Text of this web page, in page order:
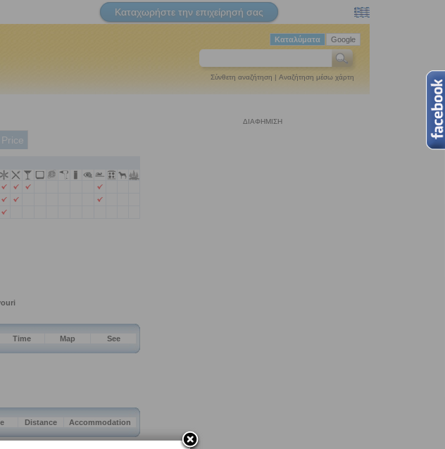
Καταχωρήστε την επιχείρησή σας
Google
Καταλύματα
Σύνθετη αναζήτηση | Αναζήτηση μέσω χάρτη
Price
ΔΙΑΦΗΜΙΣΗ